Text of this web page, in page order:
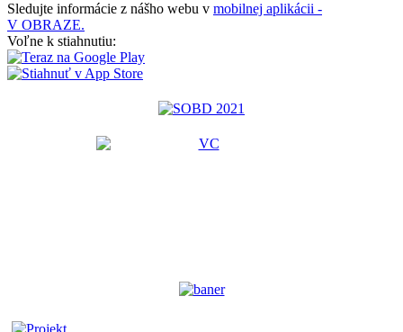
Sledujte informácie z nášho webu v mobilnej aplikácii -
V OBRAZE.
Voľne k stiahnutiu: